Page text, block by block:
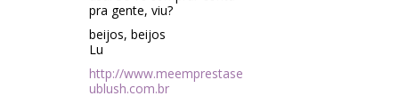
pra gente, viu?
beijos, beijos
Lu
http://www.meemprestase
ublush.com.br